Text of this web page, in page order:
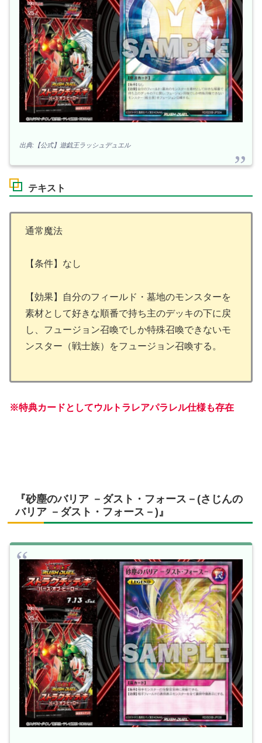
出典:【公式】遊戯王ラッシュデュエル
テキスト
通常魔法
【条件】なし
【効果】自分のフィールド・墓地のモンスターを
素材として好きな順番で持ち主のデッキの下に戻
し、フュージョン召喚でしか特殊召喚できないモ
ンスター（戦士族）をフュージョン召喚する。
※特典カードとしてウルトラレアパラレル仕様も存在
『砂塵のバリア －ダスト・フォース－(さじんの
バリア －ダスト・フォース－)』